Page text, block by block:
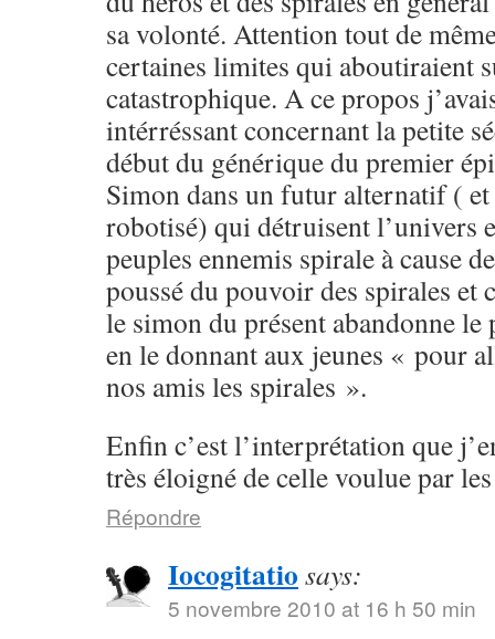
sa volonté. Attention tout de
certaines limites qui aboutiraient
catastrophique. A ce propos
intérréssant concernant la petite
début du générique du premier
Simon dans un futur alternatif (
robotisé) qui détruisent l’univers
peuples ennemis spirale à cause
poussé du pouvoir des spirales et
le simon du présent abandonne
en le donnant aux jeunes « pour
nos amis les spirales ».
Enfin c’est l’interprétation que
très éloigné de celle voulue par
Répondre
Iocogitatio says:
5 novembre 2010 at 16 h 50 min